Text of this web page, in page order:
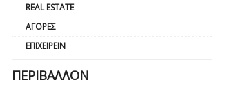
REAL ESTATE
ΑΓΟΡΈΣ
ΕΠΙΧΕΙΡΕΊΝ
ΠΕΡΙΒΆΛΛΟΝ